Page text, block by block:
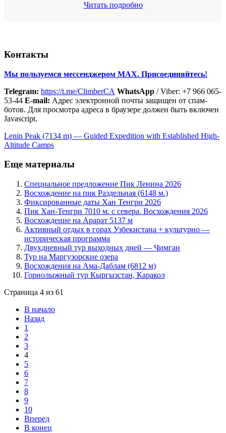
Читать подробно
Контакты
Мы пользуемся мессенджером MAX. Присоединяйтесь!
Telegram: https://t.me/ClimberCA WhatsApp / Viber: +7 966 065-
53-44 E-mail: Адрес электронной почты защищен от спам-
ботов. Для просмотра адреса в браузере должен быть включен
Javascript.
Lenin Peak (7134 m) — Guided Expedition with Established High-
Altitude Camps
Еще материалы
Специальное предложение Пик Ленина 2026
Восхождение на пик Раздельная (6148 м.)
Фиксированные даты Хан Тенгри 2026
Пик Хан-Тенгри 7010 м. с севера. Восхождения 2026
Восхождение на Арарат 5137 м
Активный отдых в горах Узбекистана + культурно —
историческая программа
Двухдневный тур выходных дней — Чимган
Тур на Маргузорские озера
Восхождения на Ама-Даблам (6812 м)
Горнолыжный тур Кыргызстан, Каракол
Страница 4 из 61
В начало
Назад
1
2
3
4
5
6
7
8
9
10
Вперед
В конец